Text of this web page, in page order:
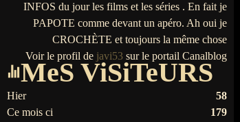
INFOS du jour les films et les séries . En fait je
PAPOTE comme devant un apéro. Ah oui je
CROCHÈTE et toujours la même chose
Voir le profil de javi53 sur le portail Canalblog
MeS ViSiTeURS
Hier
58
Ce mois ci
179